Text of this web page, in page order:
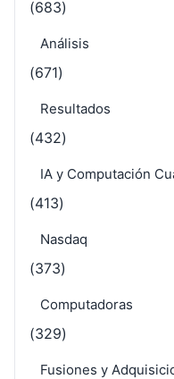
(683)
Análisis
(671)
Resultados
(432)
IA y Computación
(413)
Nasdaq
(373)
Computadoras
(329)
Fusiones y